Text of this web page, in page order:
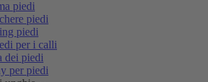
piedi
piedi
piedi
per i calli
dei piedi
per piedi